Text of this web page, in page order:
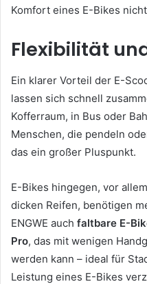
Komfort eines E-Bikes
Flexibilität
Ein klarer Vorteil der E-
lassen sich schnell
Kofferraum, in Bus oder
Menschen, die pendeln
das ein großer Pluspunkt.
E-Bikes hingegen, vor
dicken Reifen, benötigen
ENGWE auch faltbare E-
Pro, das mit wenigen
werden kann – ideal für
Leistung eines E-Bikes